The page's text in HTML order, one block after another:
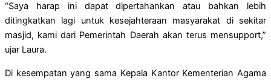
“Saya harap ini dapat dipertahankan atau bahkan lebih
ditingkatkan lagi untuk kesejahteraan masyarakat di sekitar
masjid, kami dari Pemerintah Daerah akan terus mensupport,”
ujar Laura.
Di kesempatan yang sama Kepala Kantor Kementerian Agama